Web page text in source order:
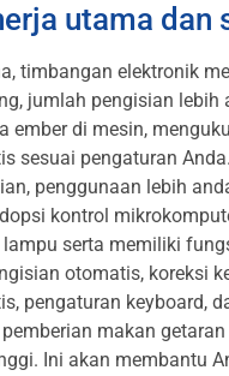
utama dan
timbangan elektronik
jumlah pengisian lebih
ember di mesin,
sesuai pengaturan
penggunaan lebih
kontrol
serta memiliki
otomatis, koreksi
pengaturan keyboard,
pemberian makan
Ini akan membantu